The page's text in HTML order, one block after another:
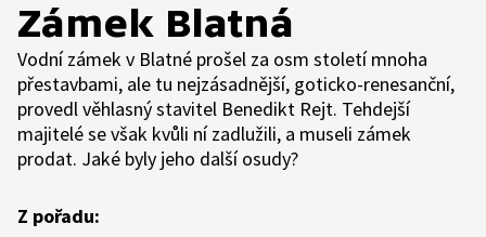
Zámek Blatná
Vodní zámek v Blatné prošel za osm století mnoha
přestavbami, ale tu nejzásadnější, goticko-renesanční,
provedl věhlasný stavitel Benedikt Rejt. Tehdejší
majitelé se však kvůli ní zadlužili, a museli zámek
prodat. Jaké byly jeho další osudy?
Z pořadu: